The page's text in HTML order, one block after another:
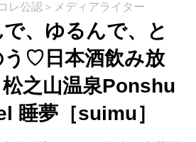
レ公認＞メディアライター
、ゆるんで、と
う♡日本酒飲み放
松之山温泉Ponshu
睡夢［suimu］